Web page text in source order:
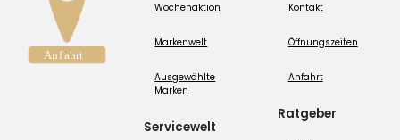
Wochenaktion
Markenwelt
Ausgewählte
Marken
Servicewelt
Kontakt
Öffnungszeiten
Anfahrt
Ratgeber